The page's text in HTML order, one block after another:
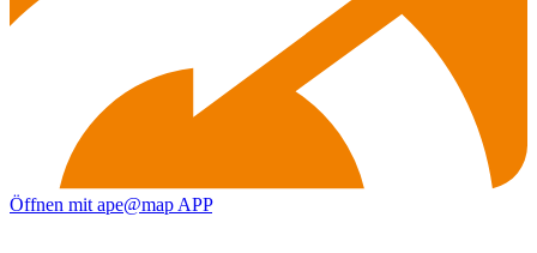
Öffnen mit ape@map APP